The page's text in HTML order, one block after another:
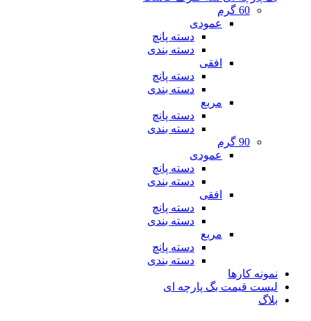
60 گرم
عمودی
دسته پانچ
دسته بندی
افقی
دسته پانچ
دسته بندی
مربع
دسته پانچ
دسته بندی
90 گرم
عمودی
دسته پانچ
دسته بندی
افقی
دسته پانچ
دسته بندی
مربع
دسته پانچ
دسته بندی
نمونه کارها
لیست قیمت بگ پارچه ای
بلاگ